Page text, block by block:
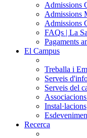
Admissions
Admissions
Admissions
FAQs | La
Pagaments
El Campus
Treballa i
Serveis
Serveis del
Instal·lacions
Recerca